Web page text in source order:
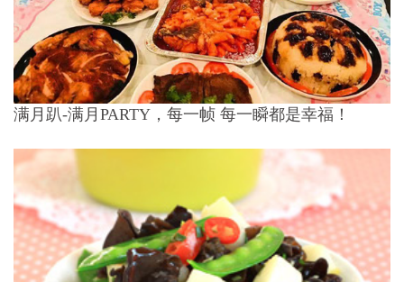
满月趴-满月PARTY，每一帧 每一瞬都是幸福！